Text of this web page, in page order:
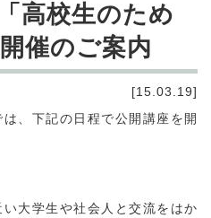
高校生のため
催のご案内
[15.03.19]
、下記の日程で公開講座を開
大学生や社会人と交流をはか